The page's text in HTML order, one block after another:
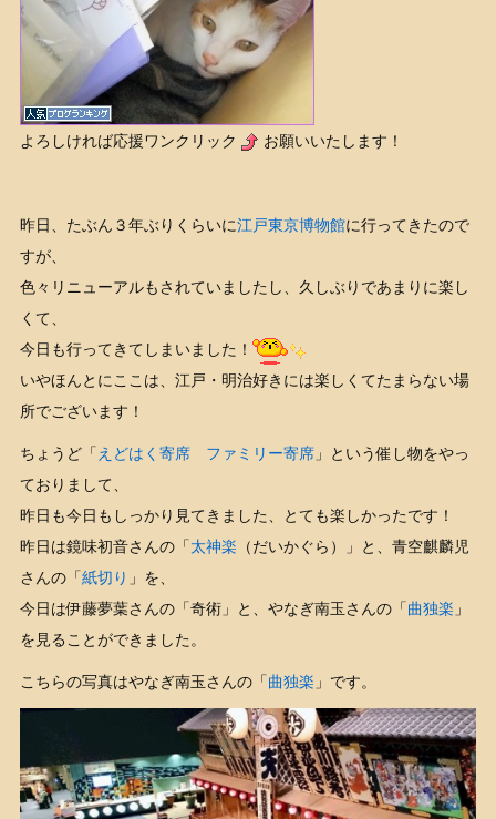
よろしければ応援ワンクリック お願いいたします！
昨日、たぶん３年ぶりくらいに江戸東京博物館に行ってきたので
すが、
色々リニューアルもされていましたし、久しぶりであまりに楽し
くて、
今日も行ってきてしまいました！
いやほんとにここは、江戸・明治好きには楽しくてたまらない場
所でございます！
ちょうど「 えどはく寄席 ファミリー寄席」という催し物をやっ
ておりまして、
昨日も今日もしっかり見てきました、とても楽しかったです！
昨日は鏡味初音さんの「太神楽 （だいかぐら）」と、青空麒麟児
さんの「紙切り 」を、
今日は伊藤夢葉さんの「奇術」と、やなぎ南玉さんの「曲独楽 」
を見ることができました。
こちらの写真はやなぎ南玉さんの「曲独楽 」です。